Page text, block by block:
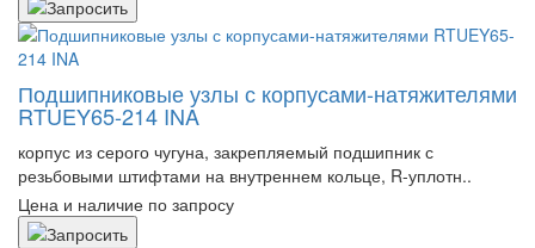
Подшипниковые узлы с корпусами-натяжителями
RTUEY65-214 INA
корпус из серого чугуна, закрепляемый подшипник с
резьбовыми штифтами на внутреннем кольце, R-уплотн..
Цена и наличие по запросу